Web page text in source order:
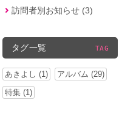
訪問者別お知らせ (3)
タグ一覧 TAG
あきよし (1)
アルバム (29)
特集 (1)